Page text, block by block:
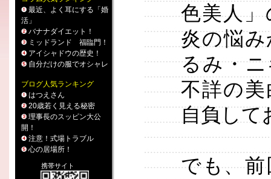
最近、よく耳にする「婚
活」
バナナダイエット！
ミッドランド 福臨門！
アイシャドウの歴史！
自分だけの服でオシャレ
ブログ人気ランキング
はつえさん
20歳若く見える秘密
理事長のスッピン大公
開！
注意！式場トラブル
心の居場所！
携帯サイト
色美人
炎の悩
るみ・
不詳の
自負して
でも、